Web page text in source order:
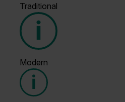
Traditional
Grupa cenowa (2)
Modern